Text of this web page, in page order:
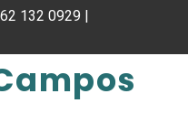
132 0929 |